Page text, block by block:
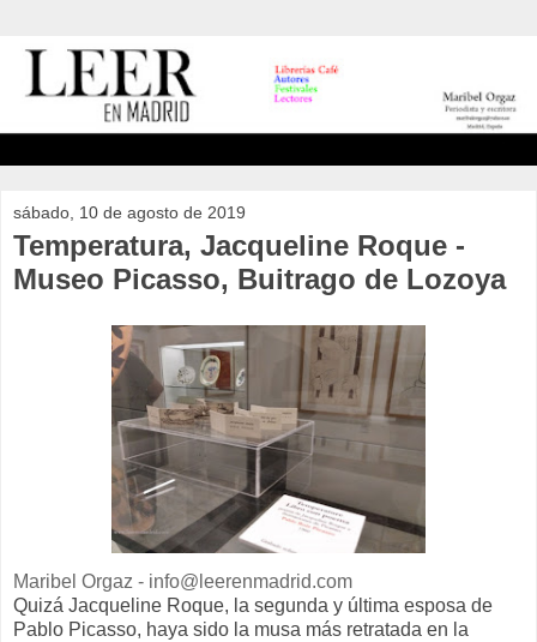
sábado, 10 de agosto de 2019
Temperatura, Jacqueline Roque -
Museo Picasso, Buitrago de Lozoya
Maribel Orgaz - info@leerenmadrid.com
Quizá Jacqueline Roque, la segunda y última esposa de
Pablo Picasso, haya sido la musa más retratada en la